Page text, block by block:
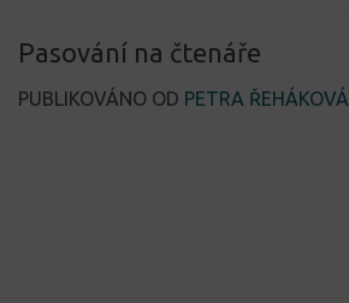
Pasování na čtenáře
PUBLIKOVÁNO OD PETRA ŘEHÁKOVÁ